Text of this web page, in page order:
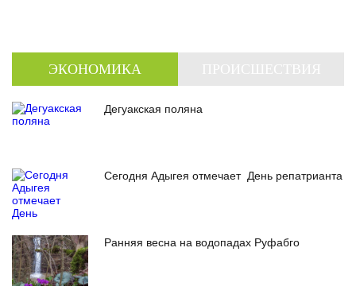
ЭКОНОМИКА
Дегуакская поляна
Сегодня Адыгея отмечает День репатрианта
Ранняя весна на водопадах Руфабго